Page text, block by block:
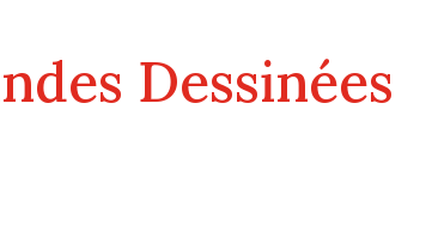
Dessinées